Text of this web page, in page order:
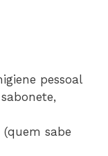
pessoal
sabe